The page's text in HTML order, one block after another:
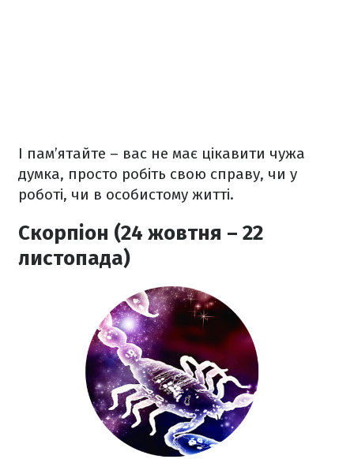
І пам’ятайте – вас не має цікавити чужа
думка, просто робіть свою справу, чи у
роботі, чи в особистому житті.
Скорпіон (24 жовтня – 22
листопада)